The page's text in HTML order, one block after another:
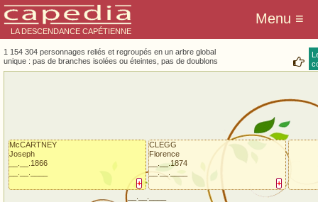
LA DESCENDANCE CAPÉTIENNE
1 154 304 personnages reliés et regroupés en un arbre global
unique : pas de branches isolées ou éteintes, pas de doublons
+
McCARTNEY
Joseph
__.__.1866
+
CLEGG
Florence
__.__.1874
__.__.____